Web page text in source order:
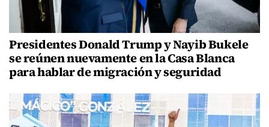
Presidentes Donald Trump y Nayib Bukele
se reúnen nuevamente en la Casa Blanca
para hablar de migración y seguridad